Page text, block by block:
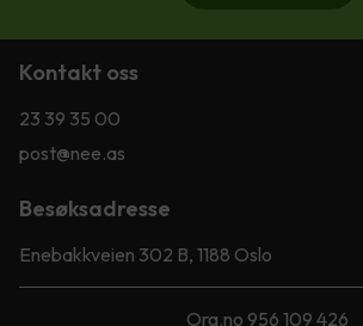
Kontakt oss
23 39 35 00
post@nee.as
Besøksadresse
Enebakkveien 302 B, 1188 Oslo
Org.no 956 109 426